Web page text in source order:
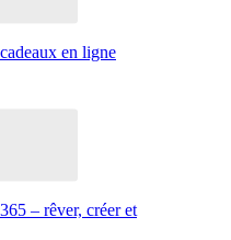
en ligne
– rêver, créer et